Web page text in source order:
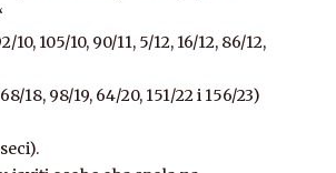
105/10, 90/11, 5/12, 16/12, 86/12,
18, 98/19, 64/20, 151/22 i 156/23)